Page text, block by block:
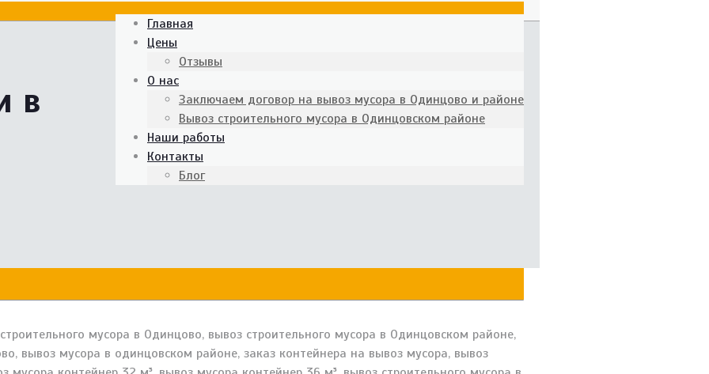
Главная
Цены
Отзывы
О нас
Заключаем договор на вывоз мусора в Одинцово и районе
Вывоз строительного мусора в Одинцовском районе
Наши работы
Контакты
Блог
в